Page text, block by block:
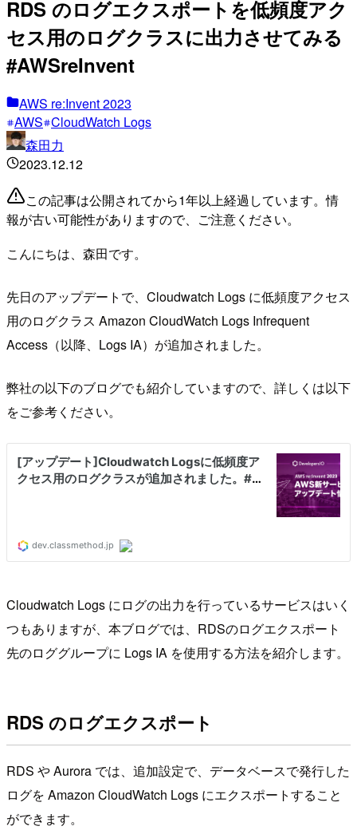
RDS のログエクスポートを低頻度アク
セス用のログクラスに出力させてみる
#AWSreInvent
AWS re:Invent 2023
AWS CloudWatch Logs
森田力
2023.12.12
この記事は公開されてから1年以上経過しています。情
報が古い可能性がありますので、ご注意ください。
こんにちは、森田です。
先日のアップデートで、Cloudwatch Logs に低頻度アクセス
用のログクラス Amazon CloudWatch Logs Infrequent
Access（以降、Logs IA）が追加されました。
弊社の以下のブログでも紹介していますので、詳しくは以下
をご参考ください。
Cloudwatch Logs にログの出力を行っているサービスはいく
つもありますが、本ブログでは、RDSのログエクスポート
先のロググループに Logs IA を使用する方法を紹介します。
RDS のログエクスポート
RDS や Aurora では、追加設定で、データベースで発行した
ログを Amazon CloudWatch Logs にエクスポートすること
ができます。